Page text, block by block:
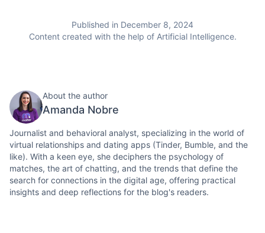
Published in December 8, 2024
Content created with the help of Artificial Intelligence.
About the author
Amanda Nobre
Journalist and behavioral analyst, specializing in the world of
virtual relationships and dating apps (Tinder, Bumble, and the
like). With a keen eye, she deciphers the psychology of
matches, the art of chatting, and the trends that define the
search for connections in the digital age, offering practical
insights and deep reflections for the blog's readers.